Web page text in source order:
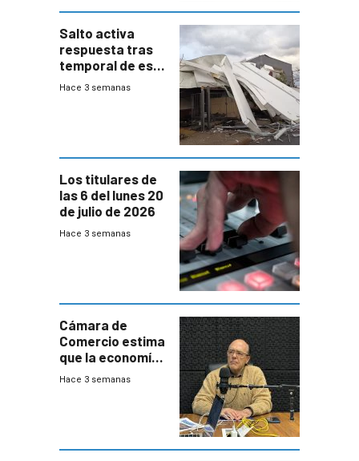
Salto activa
respuesta tras
temporal de este
sábado con
Hace 3 semanas
Los titulares de
las 6 del lunes 20
de julio de 2026
Hace 3 semanas
Cámara de
Comercio estima
que la economía
crecerá 1,6%
Hace 3 semanas